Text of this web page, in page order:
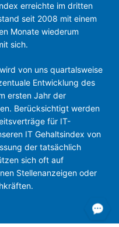
erreichte im dritten
seit 2008 mit einem
Monate wiederum
sich.
von uns quartalsweise
Entwicklung des
ersten Jahr der
Berücksichtigt werden
für IT-
IT Gehaltsindex von
der tatsächlich
sich oft auf
Stellenanzeigen oder